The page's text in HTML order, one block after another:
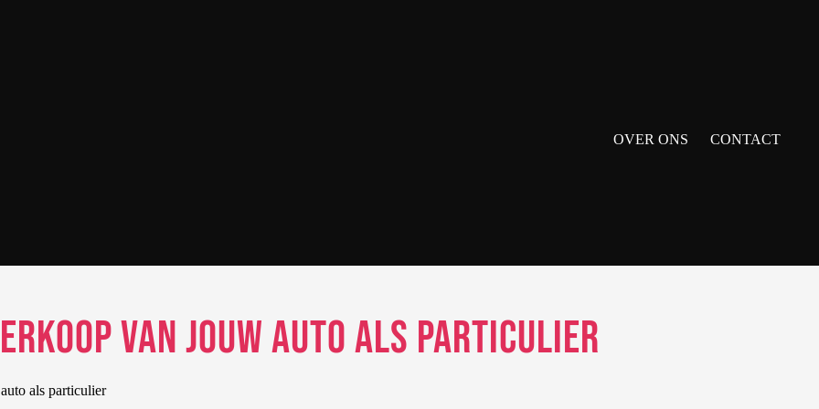
OVER ONS CONTACT
van jouw auto als particulier
als particulier